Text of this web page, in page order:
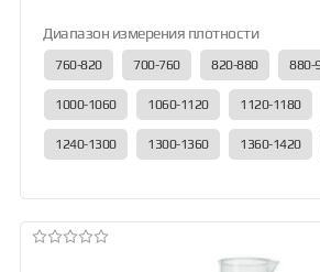
Диапазон измерения плотности
760-820 700-760 820-880 880-
1000-1060 1060-1120 1120-1180
1240-1300 1300-1360 1360-1420